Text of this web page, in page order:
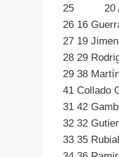
25 20
26 16
27 19
28 29
29 38
41
31 42
32 32
33 35